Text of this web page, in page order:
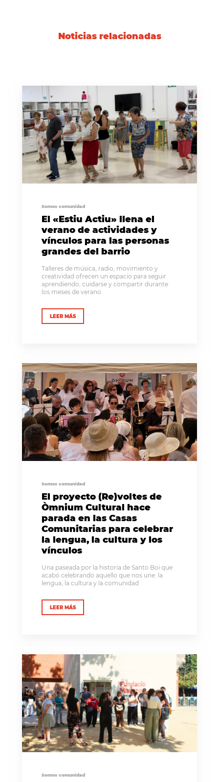
Noticias relacionadas
Somos comunidad
El «Estiu Actiu» llena el
verano de actividades y
vínculos para las personas
grandes del barrio
Talleres de música, radio, movimiento y
creatividad ofrecen un espacio para seguir
aprendiendo, cuidarse y compartir durante
los meses de verano
LEER MÁS
Somos comunidad
El proyecto (Re)voltes de
Òmnium Cultural hace
parada en las Casas
Comunitarias para celebrar
la lengua, la cultura y los
vínculos
Una paseada por la historia de Santo Boi que
acabó celebrando aquello que nos une: la
lengua, la cultura y la comunidad
LEER MÁS
Somos comunidad